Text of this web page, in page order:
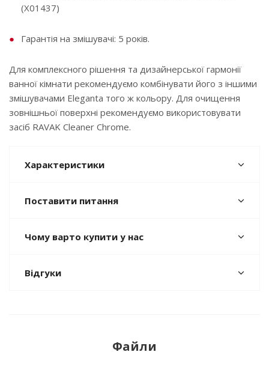
(X01437)
Гарантія на змішувачі: 5 років.
Для комплексного рішення та дизайнерської гармонії
ванної кімнати рекомендуємо комбінувати його з іншими
змішувачами Eleganta того ж кольору. Для очищення
зовнішньої поверхні рекомендуємо використовувати
засіб RAVAK Cleaner Chrome.
Характеристики
Поставити питання
Чому варто купити у нас
Відгуки
Файли